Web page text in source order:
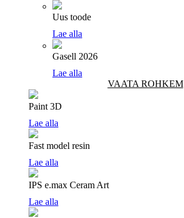
Uus toode
Lae alla
Gasell 2026
Lae alla
VAATA ROHKEM
Paint 3D
Lae alla
Fast model resin
Lae alla
IPS e.max Ceram Art
Lae alla